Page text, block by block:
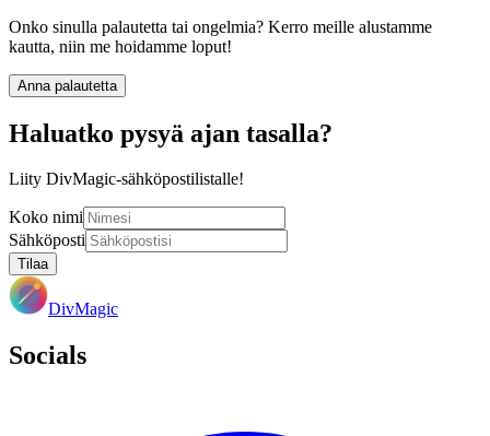
Onko sinulla palautetta tai ongelmia? Kerro meille alustamme
kautta, niin me hoidamme loput!
Anna palautetta
Haluatko pysyä ajan tasalla?
Liity DivMagic-sähköpostilistalle!
Koko nimi
Sähköposti
Tilaa
DivMagic
Socials